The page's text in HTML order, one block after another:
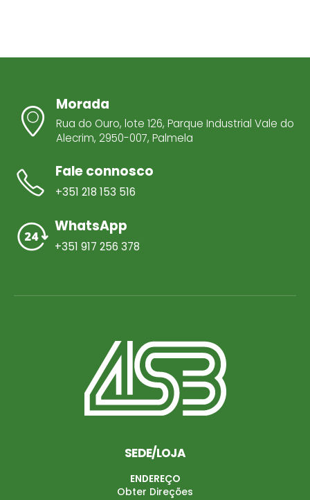
Morada
Rua do Ouro, lote 126, Parque Industrial Vale do
Alecrim, 2950-007, Palmela
Fale connosco
+351 218 153 516
WhatsApp
+351 917 256 378
SEDE/LOJA
ENDEREÇO
Obter Direções